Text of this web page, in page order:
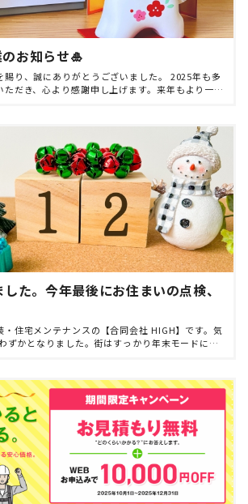
お知らせ🎍
賜り、誠にありがとうございました。 2025年も多
ただき、心より感謝申し上げます。来年もより一層
た。今年最後にお住まいの点検、
・住宅メンテナンスの【合同会社 HIGH】です。気
ずかとなりました。街はすっかり年末モードに入